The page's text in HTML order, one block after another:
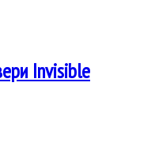
Invisible